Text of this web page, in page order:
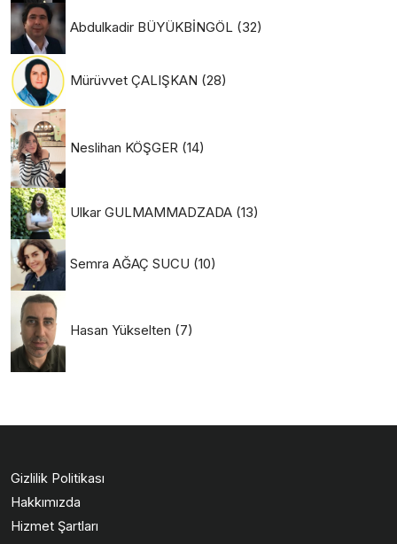
Abdulkadir BÜYÜKBİNGÖL (32)
Mürüvvet ÇALIŞKAN (28)
Neslihan KÖŞGER (14)
Ulkar GULMAMMADZADA (13)
Semra AĞAÇ SUCU (10)
Hasan Yükselten (7)
Gizlilik Politikası
Hakkımızda
Hizmet Şartları